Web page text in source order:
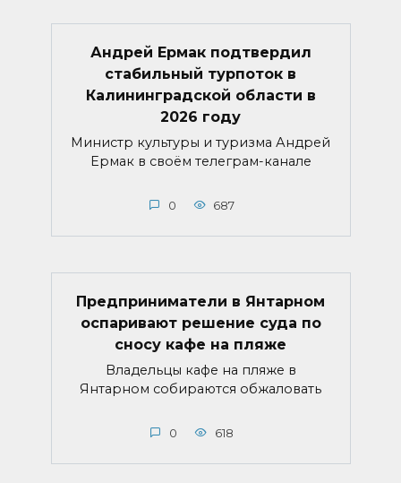
Андрей Ермак подтвердил
стабильный турпоток в
Калининградской области в
2026 году
Министр культуры и туризма Андрей
Ермак в своём телеграм-канале
0 687
Предприниматели в Янтарном
оспаривают решение суда по
сносу кафе на пляже
Владельцы кафе на пляже в
Янтарном собираются обжаловать
0 618